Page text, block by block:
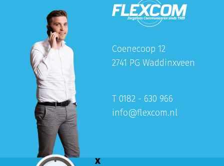
Coenecoop 12
2741 PG Waddinxveen
T 0182 - 630 966
info@flexcom.nl